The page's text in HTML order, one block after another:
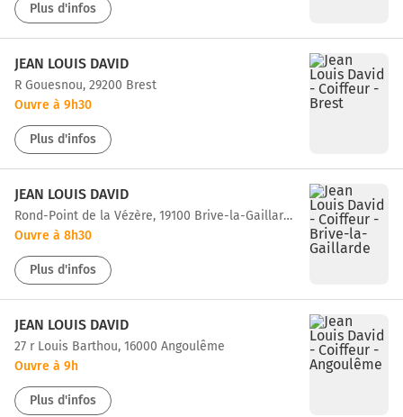
Plus d'infos
JEAN LOUIS DAVID
r Gouesnou, 29200 Brest
Ouvre à 9h30
Plus d'infos
JEAN LOUIS DAVID
Rond-Point de la Vézère, 19100 Brive-la-Gaillarde
Ouvre à 8h30
Plus d'infos
JEAN LOUIS DAVID
27 r Louis Barthou, 16000 Angoulême
Ouvre à 9h
Plus d'infos